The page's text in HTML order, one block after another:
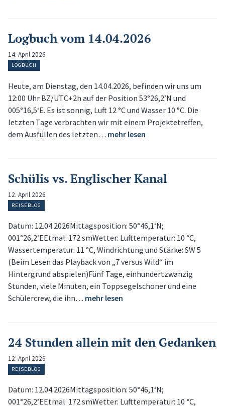
Logbuch vom 14.04.2026
14. April 2026
LOGBUCH
Heute, am Dienstag, den 14.04.2026, befinden wir uns um
12:00 Uhr BZ/UTC+2h auf der Position 53°26,2’N und
005°16,5‘E. Es ist sonnig, Luft 12 °C und Wasser 10 °C. Die
letzten Tage verbrachten wir mit einem Projektetreffen,
dem Ausfüllen des letzten… mehr lesen
Schülis vs. Englischer Kanal
12. April 2026
REISEBLOG
Datum: 12.04.2026Mittagsposition: 50°46,1‘N;
001°26,2’EEtmal: 172 smWetter: Lufttemperatur: 10 °C,
Wassertemperatur: 11 °C, Windrichtung und Stärke: SW 5
(Beim Lesen das Playback von „7 versus Wild“ im
Hintergrund abspielen)Fünf Tage, einhundertzwanzig
Stunden, viele Minuten, ein Toppsegelschoner und eine
Schülercrew, die ihn… mehr lesen
24 Stunden allein mit den Gedanken
12. April 2026
REISEBLOG
Datum: 12.04.2026Mittagsposition: 50°46,1‘N;
001°26,2’EEtmal: 172 smWetter: Lufttemperatur: 10 °C,